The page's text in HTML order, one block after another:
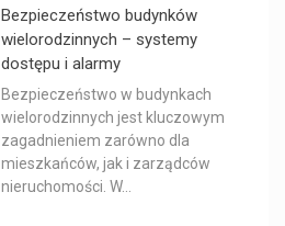
Bezpieczeństwo budynków
wielorodzinnych – systemy
dostępu i alarmy
Bezpieczeństwo w budynkach
wielorodzinnych jest kluczowym
zagadnieniem zarówno dla
mieszkańców, jak i zarządców
nieruchomości. W...